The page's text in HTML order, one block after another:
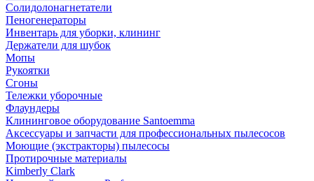
Солидолонагнетатели
Пеногенераторы
Инвентарь для уборки, клининг
Держатели для шубок
Мопы
Рукоятки
Сгоны
Тележки уборочные
Флаундеры
Клининговое оборудование Santoemma
Аксессуары и запчасти для профессиональных пылесосов
Моющие (экстракторы) пылесосы
Протирочные материалы
Kimberly Clark